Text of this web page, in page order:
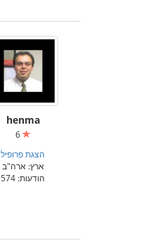
henma
6
הצגת פרופיל
ארץ: ארה"ב
הודעות: 574